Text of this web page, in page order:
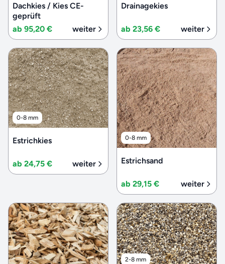
Dachkies / Kies CE-
geprüft
ab 95,20 €
weiter
Drainagekies
ab 23,56 € weiter
0-8 mm
Estrichkies
ab 24,75 € weiter
0-8 mm
Estrichsand
ab 29,15 € weiter
2-8 mm